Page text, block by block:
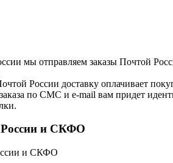
мы отправляем заказы Почтой
России доставку оплачивает
по СМС и e-mail вам придет
и СКФО